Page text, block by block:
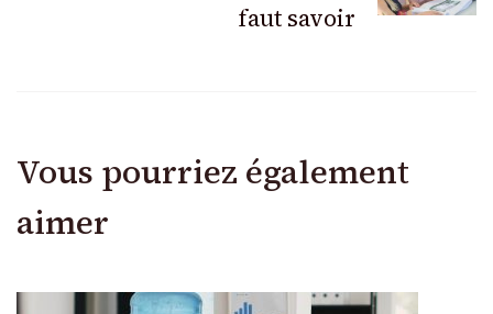
faut savoir
Vous pourriez également
aimer